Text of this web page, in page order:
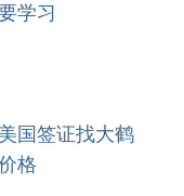
学习
国签证找大鹤
格